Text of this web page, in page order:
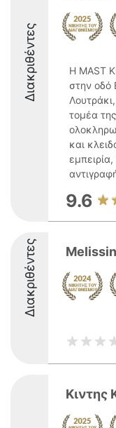
Διακριθέντες
Η MAST
στην οδό
τομέα
και
εμπειρία,
9.6
Διακριθέντες
Κιντης